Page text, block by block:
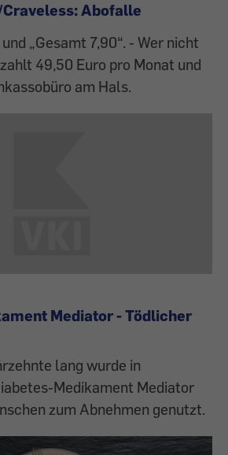
Abofalle
„Gesamt 7,90“. - Wer nicht
49,50 Euro pro Monat und
am Hals.
Mediator - Tödlicher
lang wurde in
Medikament Mediator
zum Abnehmen genutzt.